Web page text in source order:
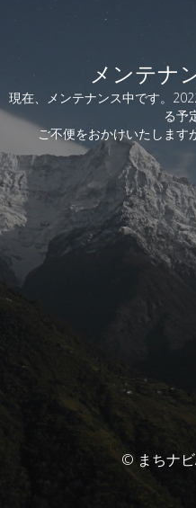
メンテナ
現在、メンテナンス中です。
る予
ご不便をおかけいたします
© まちナビ